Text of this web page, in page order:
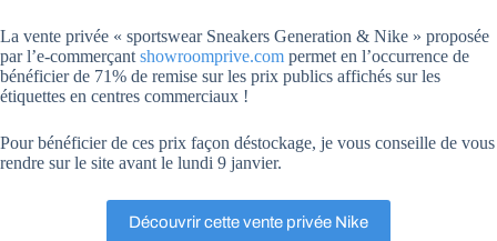
La vente privée « sportswear Sneakers Generation & Nike » proposée
par l’e-commerçant showroomprive.com permet en l’occurrence de
bénéficier de 71% de remise sur les prix publics affichés sur les
étiquettes en centres commerciaux !
Pour bénéficier de ces prix façon déstockage, je vous conseille de vous
rendre sur le site avant le lundi 9 janvier.
Découvrir cette vente privée Nike